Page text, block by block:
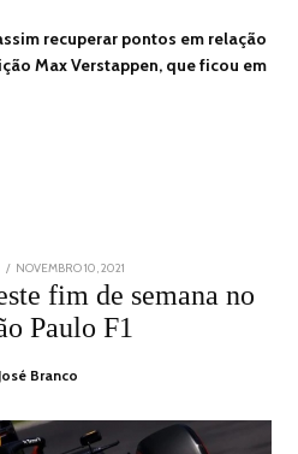
recuperar pontos em relação
Max Verstappen, que ficou em
POSTED
NOVEMBRO 10, 2021
2021
fim de semana no
Paulo F1
José Branco